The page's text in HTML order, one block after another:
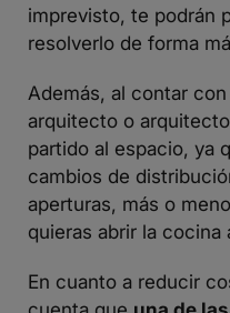
imprevisto, te podrán
resolverlo de forma
Además, al contar
arquitecto o
partido al espacio, ya
cambios de
aperturas, más o
quieras abrir la cocina
En cuanto a reducir